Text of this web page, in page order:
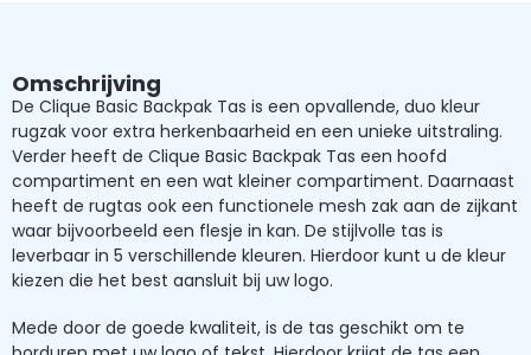
Omschrijving
De Clique Basic Backpak Tas is een opvallende, duo kleur
rugzak voor extra herkenbaarheid en een unieke uitstraling.
Verder heeft de Clique Basic Backpak Tas een hoofd
compartiment en een wat kleiner compartiment. Daarnaast
heeft de rugtas ook een functionele mesh zak aan de zijkant
waar bijvoorbeeld een flesje in kan. De stijlvolle tas is
leverbaar in 5 verschillende kleuren. Hierdoor kunt u de kleur
kiezen die het best aansluit bij uw logo.
Mede door de goede kwaliteit, is de tas geschikt om te